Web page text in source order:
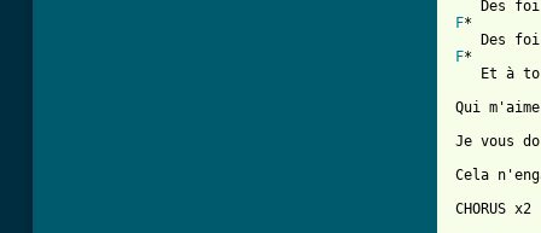
F
F
Et à
Qui
Je vous
Cela
CHORUS x2